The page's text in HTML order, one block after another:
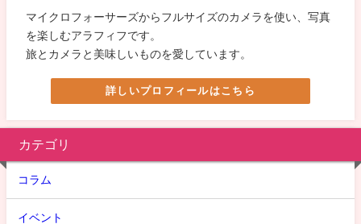
マイクロフォーサーズからフルサイズのカメラを使い、写真
を楽しむアラフィフです。
旅とカメラと美味しいものを愛しています。
詳しいプロフィールはこちら
カテゴリ
コラム
イベント